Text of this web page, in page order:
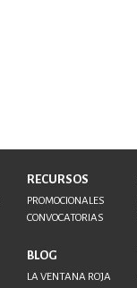
RECURSOS
PROMOCIONALES
CONVOCATORIAS
BLOG
LA VENTANA ROJA